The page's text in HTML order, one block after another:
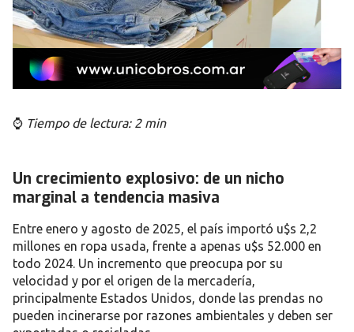
⌚ Tiempo de lectura: 2 min
Un crecimiento explosivo: de un nicho
marginal a tendencia masiva
Entre enero y agosto de 2025, el país importó u$s 2,2
millones en ropa usada, frente a apenas u$s 52.000 en
todo 2024. Un incremento que preocupa por su
velocidad y por el origen de la mercadería,
principalmente Estados Unidos , donde las prendas no
pueden incinerarse por razones ambientales y deben ser